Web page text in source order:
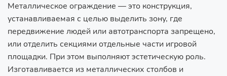
Металлическое ограждение — это конструкция,
устанавливаемая с целью выделить зону, где
передвижение людей или автотранспорта запрещено,
или отделить секциями отдельные части игровой
площадки. При этом выполняют эстетическую роль.
Изготавливается из металлических столбов и